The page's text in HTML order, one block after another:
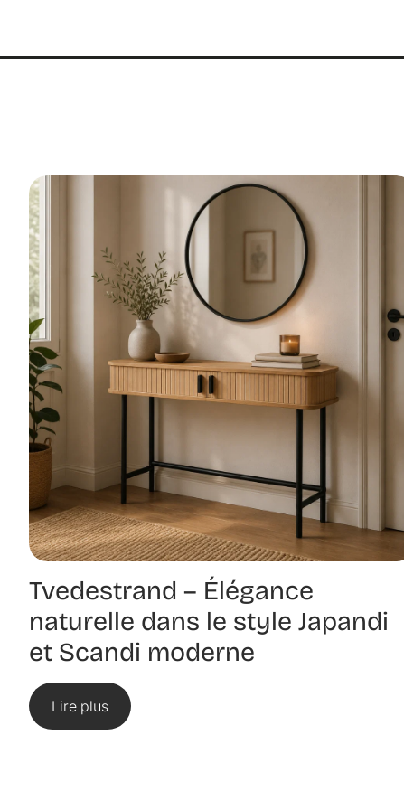
Tvedestrand – Élégance
naturelle dans le style Japandi
et Scandi moderne
Lire plus